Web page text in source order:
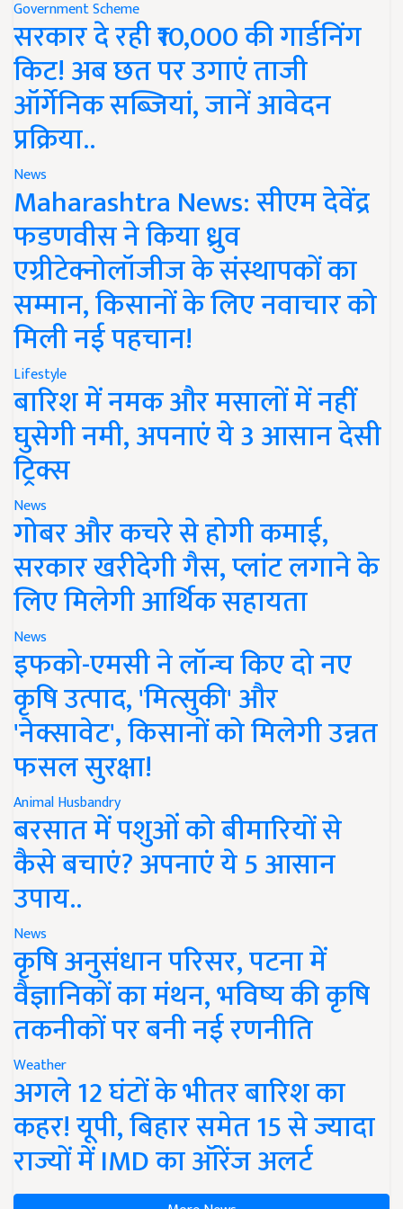
Government Scheme
सरकार दे रही ₹10,000 की गार्डनिंग
किट! अब छत पर उगाएं ताजी
ऑर्गेनिक सब्जियां, जानें आवेदन
प्रक्रिया..
News
Maharashtra News: सीएम देवेंद्र
फडणवीस ने किया ध्रुव
एग्रीटेक्नोलॉजीज के संस्थापकों का
सम्मान, किसानों के लिए नवाचार को
मिली नई पहचान!
Lifestyle
बारिश में नमक और मसालों में नहीं
घुसेगी नमी, अपनाएं ये 3 आसान देसी
ट्रिक्स
News
गोबर और कचरे से होगी कमाई,
सरकार खरीदेगी गैस, प्लांट लगाने के
लिए मिलेगी आर्थिक सहायता
News
इफको-एमसी ने लॉन्च किए दो नए
कृषि उत्पाद, 'मित्सुकी' और
'नेक्सावेट', किसानों को मिलेगी उन्नत
फसल सुरक्षा!
Animal Husbandry
बरसात में पशुओं को बीमारियों से
कैसे बचाएं? अपनाएं ये 5 आसान
उपाय..
News
कृषि अनुसंधान परिसर, पटना में
वैज्ञानिकों का मंथन, भविष्य की कृषि
तकनीकों पर बनी नई रणनीति
Weather
अगले 12 घंटों के भीतर बारिश का
कहर! यूपी, बिहार समेत 15 से ज्यादा
राज्यों में IMD का ऑरेंज अलर्ट